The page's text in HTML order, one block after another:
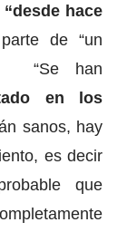
hace
de “un
“Se han
en los
sanos, hay
es decir
que